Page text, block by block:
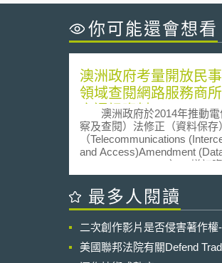
你可能還會想看
澳洲政府考量開放民
領域查閱網路服務商
之通訊資料
澳洲政府於2014年推動電
察及查閱）法修正（資料保存
（Telecommunications
and Access)Amendment
Retention) Bill 2014），增訂
規範，其目的在於打擊重大犯
怖主義、國際組織犯罪等，其
要求國內網路服務商須保留用
當時情報及保安事務議會聯合
（下稱委員會）於評估該修正
卻發現一項爭議問題，即民事
最多人閱讀
二次創作影片是否侵害著作
美國聯邦法院有關Defend